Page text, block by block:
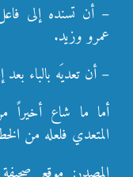
– أن تسنده إلى
عمرو وزيد.
– أن تعديَه بالباء
أما ما شاع أخيراً
المتعدي فلعله من